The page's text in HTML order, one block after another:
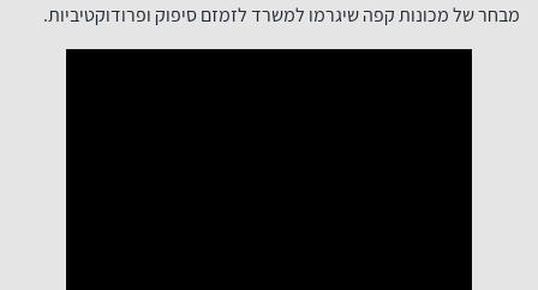
מבחר של מכונות קפה שיגרמו למשרד לזמזם סיפוק ופרודוקטיביות.